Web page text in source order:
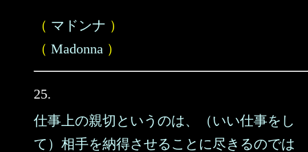
（ マドンナ ）
（ Madonna ）
25.
仕事上の親切というのは、（いい仕事をし
て）相手を納得させることに尽きるのでは